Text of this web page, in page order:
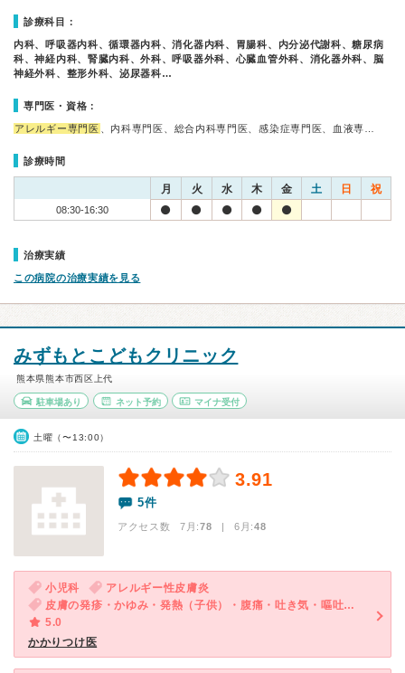
診療科目：
内科、呼吸器内科、循環器内科、消化器内科、胃腸科、内分泌代謝科、糖尿病
科、神経内科、腎臓内科、外科、呼吸器外科、心臓血管外科、消化器外科、脳
神経外科、整形外科、泌尿器科…
専門医・資格：
アレルギー専門医 、内科専門医、総合内科専門医、感染症専門医、血液専…
診療時間
月 火 水 木 金 土 日 祝
08:30-16:30
治療実績
この病院の治療実績を見る
みずもとこどもクリニック
熊本県熊本市西区上代
駐車場あり ネット予約 マイナ受付
土曜（〜13:00）
3.91
5件
アクセス数 7月:78 | 6月:48
小児科
アレルギー性皮膚炎
皮膚の発疹・かゆみ・発熱（子供）・腹痛・吐き気・嘔吐（子供）・発疹（子供）
5.0
かかりつけ医